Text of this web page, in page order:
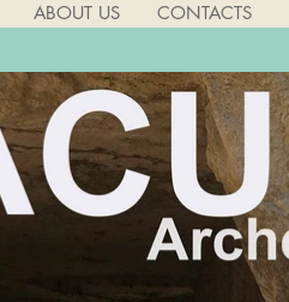
ABOUT US CONTACTS